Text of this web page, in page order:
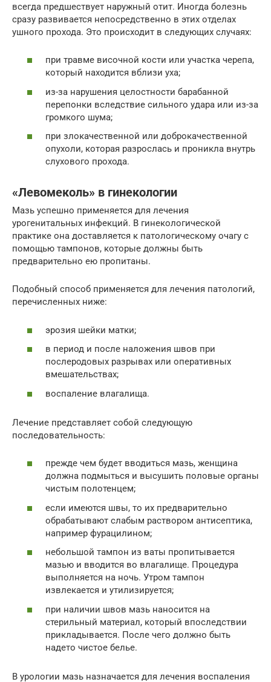
всегда предшествует наружный отит. Иногда болезнь
сразу развивается непосредственно в этих отделах
ушного прохода. Это происходит в следующих случаях:
при травме височной кости или участка черепа,
который находится вблизи уха;
из-за нарушения целостности барабанной
перепонки вследствие сильного удара или из-за
громкого шума;
при злокачественной или доброкачественной
опухоли, которая разрослась и проникла внутрь
слухового прохода.
«Левомеколь» в гинекологии
Мазь успешно применяется для лечения
урогенитальных инфекций. В гинекологической
практике она доставляется к патологическому очагу с
помощью тампонов, которые должны быть
предварительно ею пропитаны.
Подобный способ применяется для лечения патологий,
перечисленных ниже:
эрозия шейки матки;
в период и после наложения швов при
послеродовых разрывах или оперативных
вмешательствах;
воспаление влагалища.
Лечение представляет собой следующую
последовательность:
прежде чем будет вводиться мазь, женщина
должна подмыться и высушить половые органы
чистым полотенцем;
если имеются швы, то их предварительно
обрабатывают слабым раствором антисептика,
например фурацилином;
небольшой тампон из ваты пропитывается
мазью и вводится во влагалище. Процедура
выполняется на ночь. Утром тампон
извлекается и утилизируется;
при наличии швов мазь наносится на
стерильный материал, который впоследствии
прикладывается. После чего должно быть
надето чистое белье.
В урологии мазь назначается для лечения воспаления